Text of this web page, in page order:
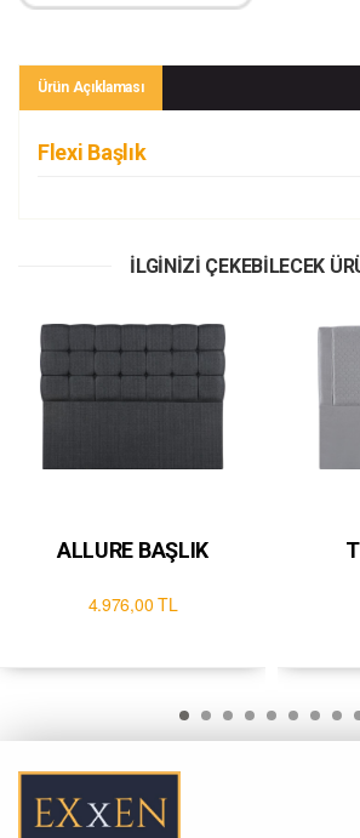
Ürün Açıklaması
Flexi Başlık
İLGİNİZİ ÇEKEBİLECEK
ALLURE BAŞLIK
4.976,00 TL